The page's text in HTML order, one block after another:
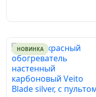
НОВИНКА